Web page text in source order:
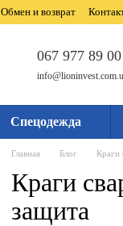
Обмен и возврат
067 977 89 00
Спецодежда
Главная Блог Краги
Краги
защита